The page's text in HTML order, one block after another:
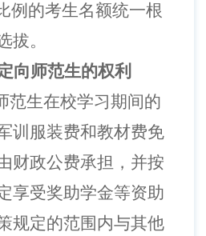
例的考生名额统一根
拔。
向师范生的权利
范生在校学习期间的
训服装费和教材费免
财政公费承担，并按
享受奖助学金等资助
规定的范围内与其他